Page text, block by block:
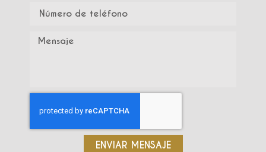
ENVIAR MENSAJE